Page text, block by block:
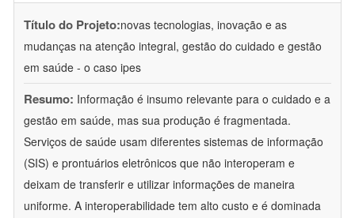
Título do Projeto:novas tecnologias, inovação e as
mudanças na atenção integral, gestão do cuidado e gestão
em saúde - o caso ipes
Resumo: Informação é insumo relevante para o cuidado e a
gestão em saúde, mas sua produção é fragmentada.
Serviços de saúde usam diferentes sistemas de informação
(SIS) e prontuários eletrônicos que não interoperam e
deixam de transferir e utilizar informações de maneira
uniforme. A interoperabilidade tem alto custo e é dominada